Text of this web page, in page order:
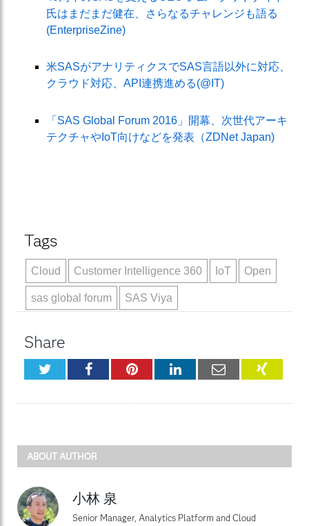
氏はまだまだ健在、さらなるチャレンジも語る
(EnterpriseZine)
米SASがアナリティクスでSAS言語以外に対応、
クラウド対応、API連携進める(@IT)
「SAS Global Forum 2016」開幕、次世代アーキ
テクチャやIoT向けなどを発表（ZDNet Japan)
Tags
Cloud Customer Intelligence 360 IoT Open
sas global forum SAS Viya
Share
TwitterFacebookPinterestLinkedInEmail XING
ABOUT AUTHOR
小林 泉
Senior Manager, Analytics Platform and Cloud